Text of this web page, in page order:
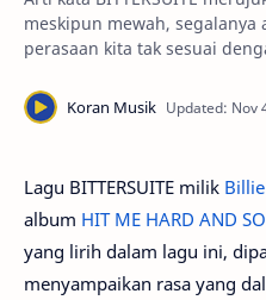
meskipun mewah, segalanya
perasaan kita tak sesuai
Lagu BITTERSUITE milik
album HIT ME HARD AND
yang lirih dalam lagu ini,
menyampaikan rasa yang